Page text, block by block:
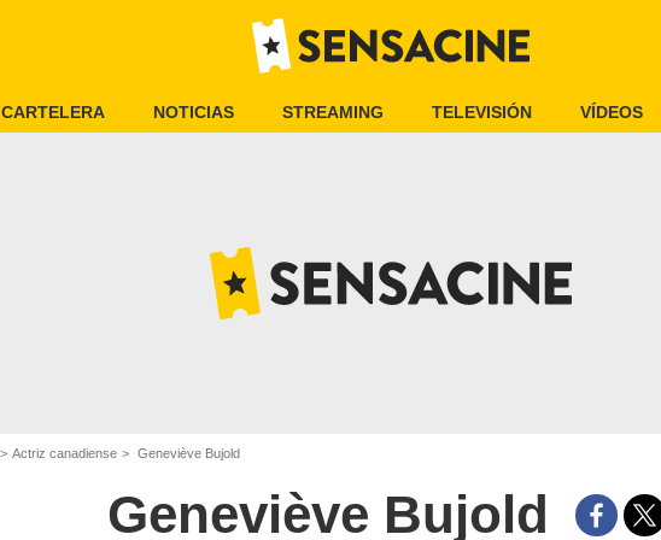
CARTELERA NOTICIAS STREAMING TELEVISIÓN VÍDEOS
Actriz canadiense Geneviève Bujold
Geneviève Bujold